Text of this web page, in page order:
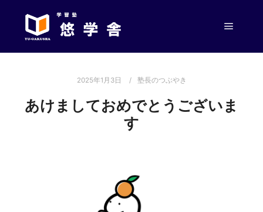
2025年1月3日 塾長のつぶやき
あけましておめでとうございま
す